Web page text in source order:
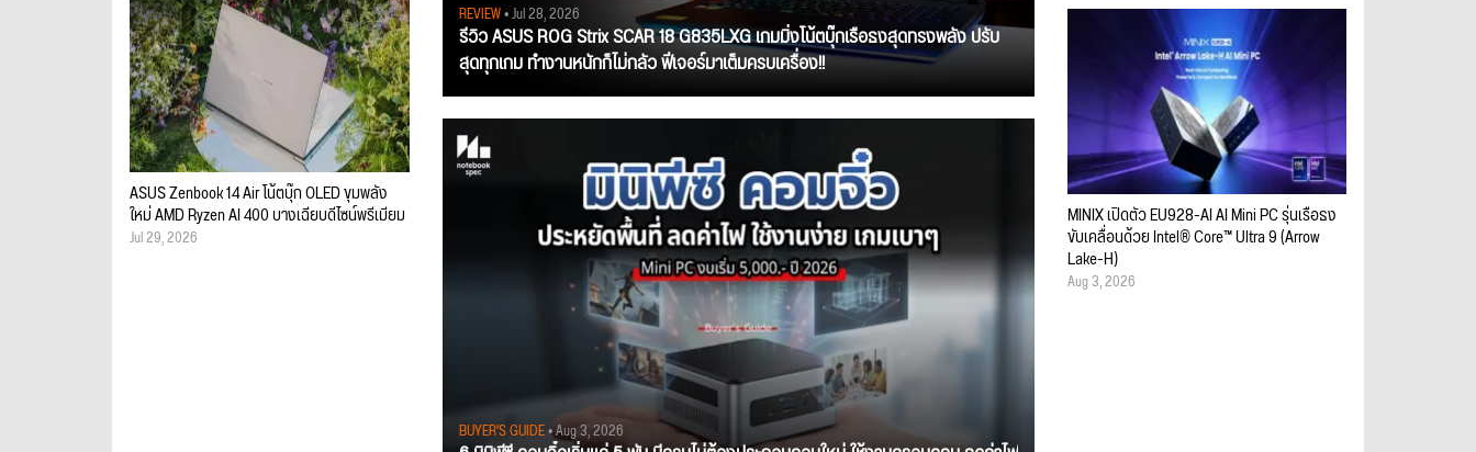
REVIEW• Jul 28, 2026
รีวิว ASUS ROG Strix SCAR 18 G835LXG เกมมิ่งโน้ตบุ๊กเรือธงสุดทรงพลัง ปรับ
สุดทุกเกม ทำงานหนักก็ไม่กลัว ฟีเจอร์มาเต็มครบเครื่อง!!
BUYER'S GUIDE• Aug 3, 2026
ASUS Zenbook 14 Air โน้ตบุ๊ก OLED ขุมพลัง
ใหม่ AMD Ryzen AI 400 บางเฉียบดีไซน์พรีเมียม
Jul 29, 2026
MINIX เปิดตัว EU928-AI AI Mini PC รุ่นเรือธง
ขับเคลื่อนด้วย Intel® Core™ Ultra 9 (Arrow
Lake-H)
Aug 3, 2026